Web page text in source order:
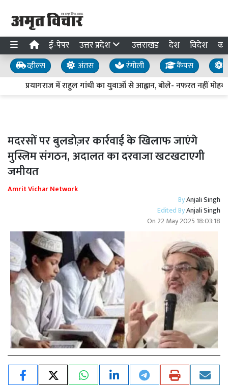
ई-पेपर उत्तर प्रदेश उत्तराखंड देश विदेश
व्हील्स अंतस रंगोली कैंपस
प्रयागराज में राहुल गांधी का युवाओं से आह्वान, बोले- नफरत नहीं
मदरसों पर बुलडोज़र कार्रवाई के खिलाफ जाएंगे
मुस्लिम संगठन, अदालत का दरवाजा खटखटाएगी
जमीयत
Amrit Vichar Network
ByAnjali Singh
Edited ByAnjali Singh
On 22 May 2025 18:03:18